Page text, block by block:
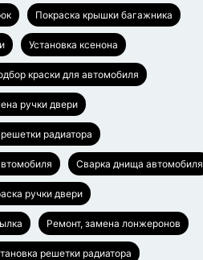
Покраска крышки багажника
Установка ксенона
краски для автомобиля
ручки двери
радиатора
Сварка днища автомобиля
ручки двери
Ремонт, замена лонжеронов
решетки радиатора